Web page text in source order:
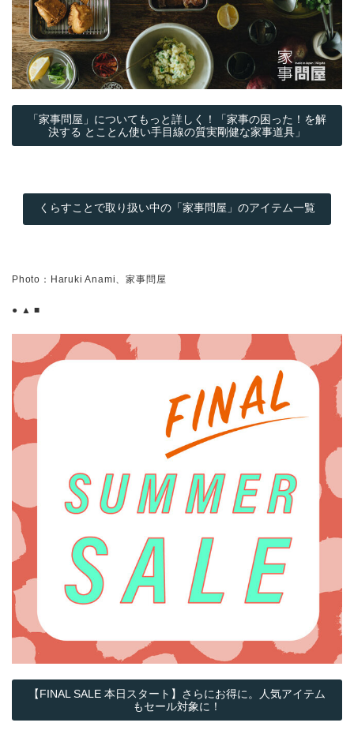
「家事問屋」についてもっと詳しく！「家事の困った！を解
決する とことん使い手目線の質実剛健な家事道具」
くらすことで取り扱い中の「家事問屋」のアイテム一覧
Photo：Haruki Anami、家事問屋
● ▲ ■
【FINAL SALE 本日スタート】さらにお得に。人気アイテム
もセール対象に！